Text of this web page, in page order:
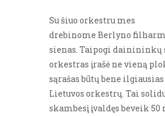
Su šiuo orkestru mes
drebinome Berlyno
sienas. Taipogi dainininkų
orkestras įrašė ne vieną
sąrašas būtų bene
Lietuvos orkestrų. Tai
skambesį įvaldęs beveik